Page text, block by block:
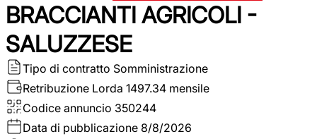
BRACCIANTI AGRICOLI -
SALUZZESE
Tipo di contratto Somministrazione
Retribuzione Lorda 1497.34 mensile
Codice annuncio 350244
Data di pubblicazione 8/8/2026